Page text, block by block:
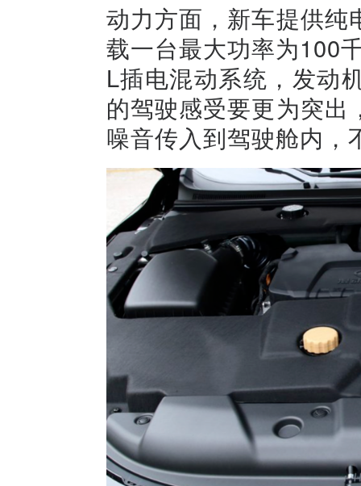
动力方面，新车提供
载一台最大功率为100
L插电混动系统，发动
的驾驶感受要更为突
噪音传入到驾驶舱内，